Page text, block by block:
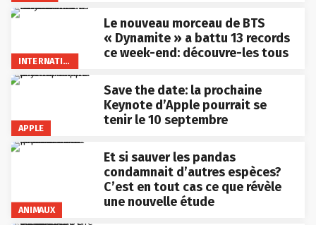
INTERNATIONAL
Le nouveau morceau de BTS
« Dynamite » a battu 13 records
ce week-end: découvre-les tous
APPLE
Save the date: la prochaine
Keynote d’Apple pourrait se
tenir le 10 septembre
ANIMAUX
Et si sauver les pandas
condamnait d’autres espèces?
C’est en tout cas ce que révèle
une nouvelle étude